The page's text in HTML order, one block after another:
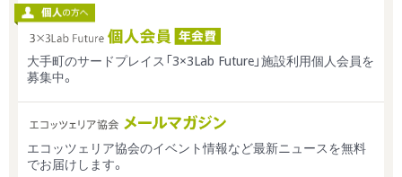
大手町のサードプレイス「3×3Lab Future」施設利用個人会員を
募集中。
エコッツェリア協会のイベント情報など最新ニュースを無料
でお届けします。